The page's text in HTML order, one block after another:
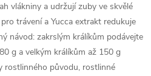
vlákniny a udržují zuby ve skvělé
trávení a Yucca extrakt redukuje
návod: zakrslým králíkům podávejte
g a velkým králíkům až 150 g
rostlinného původu, rostlinné